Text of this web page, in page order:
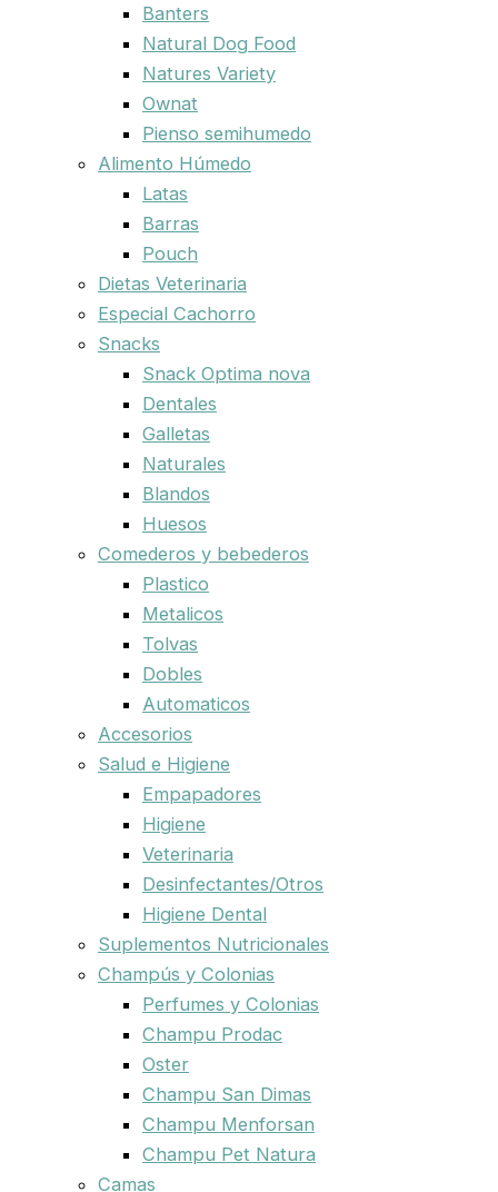
Banters
Natural Dog Food
Natures Variety
Ownat
Pienso semihumedo
Alimento Húmedo
Latas
Barras
Pouch
Dietas Veterinaria
Especial Cachorro
Snacks
Snack Optima nova
Dentales
Galletas
Naturales
Blandos
Huesos
Comederos y bebederos
Plastico
Metalicos
Tolvas
Dobles
Automaticos
Accesorios
Salud e Higiene
Empapadores
Higiene
Veterinaria
Desinfectantes/Otros
Higiene Dental
Suplementos Nutricionales
Champús y Colonias
Perfumes y Colonias
Champu Prodac
Oster
Champu San Dimas
Champu Menforsan
Champu Pet Natura
Camas